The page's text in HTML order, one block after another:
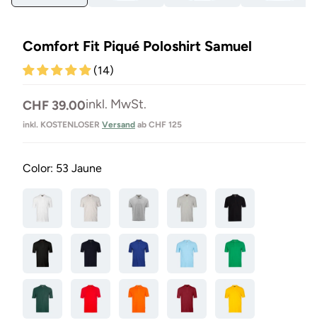
Comfort Fit Piqué Poloshirt Samuel
(14)
Normaler
Preis
CHF 39.00inkl. MwSt.
inkl. KOSTENLOSER Versand ab CHF 125
Color: 53 Jaune